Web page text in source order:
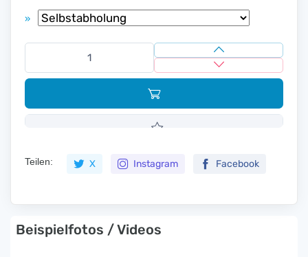
»
Teilen: X Instagram Facebook
Beispielfotos / Videos